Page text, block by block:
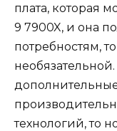
плата, которая
9 7900X, и она
потребностям,
технологий, то